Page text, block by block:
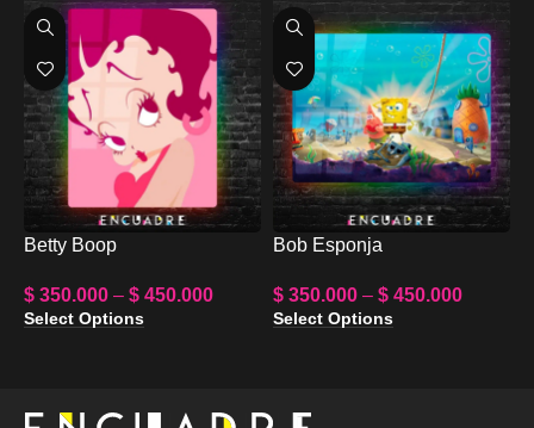
Betty Boop
$ 350.000 – $ 450.000
Select Options
Bob Esponja
$ 350.000 – $ 450.000
Select Options